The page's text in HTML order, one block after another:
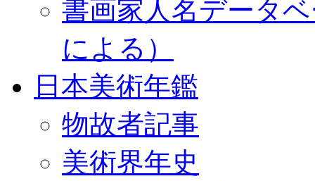
書画家人名データ
による）
日本美術年鑑
物故者記事
美術界年史